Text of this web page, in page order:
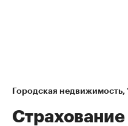
Городская недвижимость⁠,